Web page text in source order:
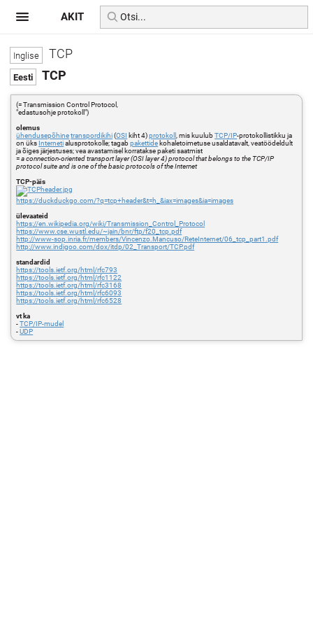
TCP
TCP
(= Transmission Control Protocol,
"edastusohje protokoll")
olemus
ühendusepõhinetranspordikihi(OSI kiht 4)protokoll , mis kuulubTCP/IP-protokollistikku ja
on üks Internetialusprotokolle; tagabpakettide kohaletoimetuse usaldatavalt, veatöödeldult
ja õiges järjestuses; vea avastamisel korratakse paketi saatmist
=a connection-oriented transport layer (OSI layer 4) protocol that belongs to the TCP/IP
protocol suite and is one of the basic protocols of the Internet
TCP-päis
https://duckduckgo.com/?q=tcp+header&t=h_&iax=images&ia=images
ülevaateid
https://en.wikipedia.org/wiki/Transmission_Control_Protocol
https://www.cse.wustl.edu/~jain/bnr/ftp/f20_tcp.pdf
http://www-sop.inria.fr/members/Vincenzo.Mancuso/ReteInternet/06_tcp_part1.pdf
http://www.indigoo.com/dox/itdp/02_Transport/TCP.pdf
standardid
https://tools.ietf.org/html/rfc793
https://tools.ietf.org/html/rfc1122
https://tools.ietf.org/html/rfc3168
https://tools.ietf.org/html/rfc6093
https://tools.ietf.org/html/rfc6528
vt ka
-TCP/IP-mudel
-UDP
AKIT